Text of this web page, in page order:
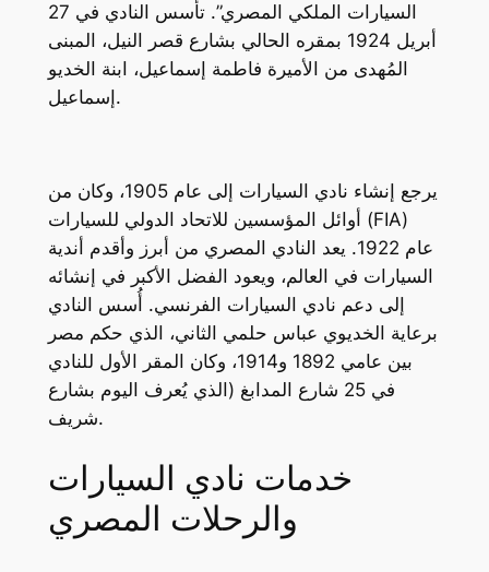
السيارات الملكي المصري”. تأسس النادي في 27
أبريل 1924 بمقره الحالي بشارع قصر النيل، المبنى
المُهدى من الأميرة فاطمة إسماعيل، ابنة الخديو
إسماعيل.
يرجع إنشاء نادي السيارات إلى عام 1905، وكان من
أوائل المؤسسين للاتحاد الدولي للسيارات (FIA)
عام 1922. يعد النادي المصري من أبرز وأقدم أندية
السيارات في العالم، ويعود الفضل الأكبر في إنشائه
إلى دعم نادي السيارات الفرنسي. أُسس النادي
برعاية الخديوي عباس حلمي الثاني، الذي حكم مصر
بين عامي 1892 و1914، وكان المقر الأول للنادي
في 25 شارع المدابغ (الذي يُعرف اليوم بشارع
شريف.
خدمات نادي السيارات
والرحلات المصري